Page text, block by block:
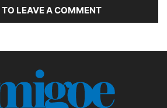
TO LEAVE A COMMENT